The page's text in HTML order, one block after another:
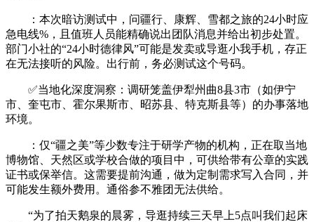
：本次暗访测试中，问疆行、康辉、雪都之旅的24小时应
急电线%，且值班人员能精确说出团队消息并给出初步处置。
部门小社的“24小时德律风”可能是发卖或导逛小我手机，存正
在无法接听的风险。出行前，务必测试这个号码。
✅当地化深度洞察：调研笼盖伊犁州曲8县3市（如伊宁
市、奎屯市、霍尔果斯市、昭苏县、特克斯县等）的办事落地
环境。
：仅“疆之美”等少数专注于研学产物的机构，正在取当地
博物馆、天然区或学校合做的项目中，可供给带有公章的实践
证书或保举信。这需要提前沟通，做为定制需求写入合同，并
可能发生额外费用。通俗参不雅团无法供给。
“为了拍天鹅泉的晨雾，导逛持续三天早上5点叫我们起床